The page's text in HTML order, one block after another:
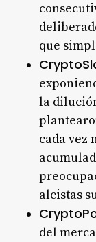
que
la
cada vez
alcistas
del